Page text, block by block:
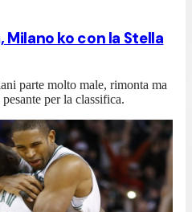
Milano ko con la Stella
parte molto male, rimonta ma
per la classifica.